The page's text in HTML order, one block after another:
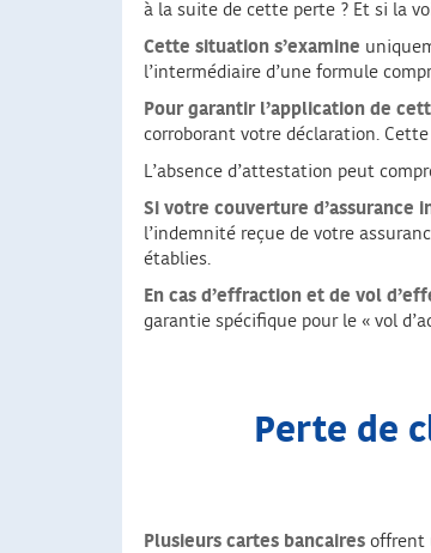
à la suite de cette perte ? Et si la
Cette situation s’examine
l’intermédiaire d’une formule
Pour garantir l’application de
corroborant votre déclaration.
L’absence d’attestation peut
Si votre couverture d’assurance
l’indemnité reçue de votre
établies.
En cas d’effraction et de vol
garantie spécifique pour le « vol
Perte de
Plusieurs cartes bancaires offrent